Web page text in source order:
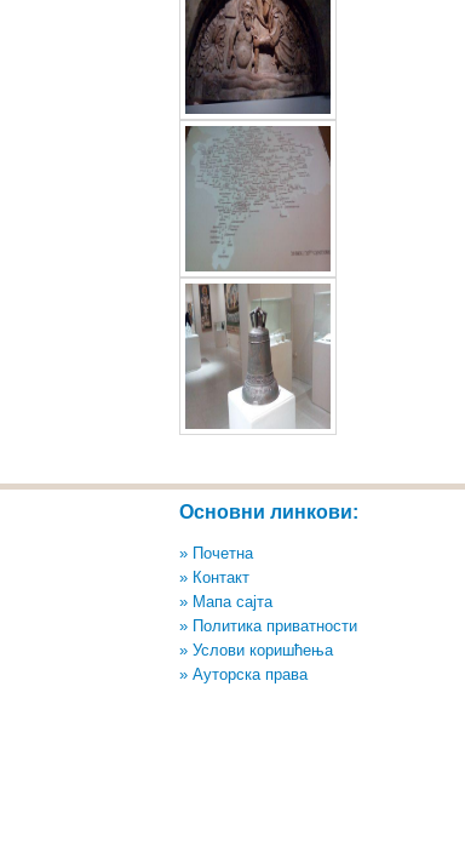
Основни линкови:
» Почетна
» Контакт
» Мапа сајта
» Политика приватности
» Услови коришћења
» Ауторска права